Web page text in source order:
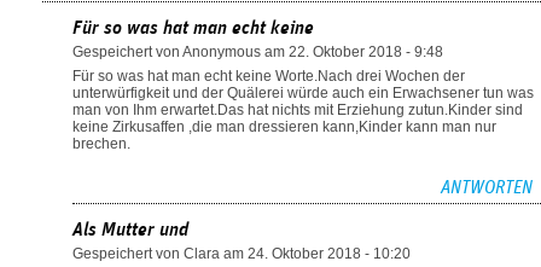
Für so was hat man echt keine
Gespeichert von Anonymous am 22. Oktober 2018 - 9:48
Für so was hat man echt keine Worte.Nach drei Wochen der
unterwürfigkeit und der Quälerei würde auch ein Erwachsener tun was
man von Ihm erwartet.Das hat nichts mit Erziehung zutun.Kinder sind
keine Zirkusaffen ,die man dressieren kann,Kinder kann man nur
brechen.
ANTWORTEN
Als Mutter und
Gespeichert von Clara am 24. Oktober 2018 - 10:20